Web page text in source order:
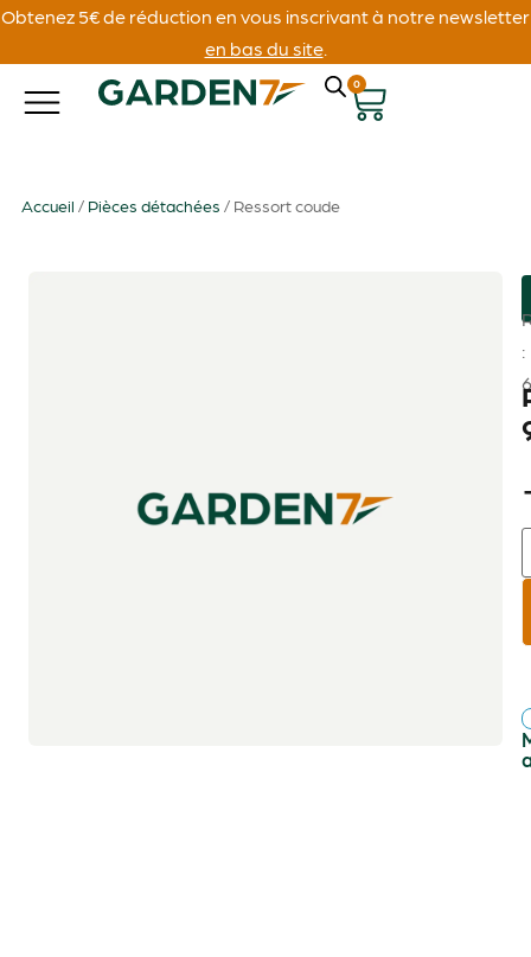
Obtenez 5€ de réduction en vous inscrivant à notre newsletter
en bas du site.
0
Accueil / Pièces détachées / Ressort coude
: